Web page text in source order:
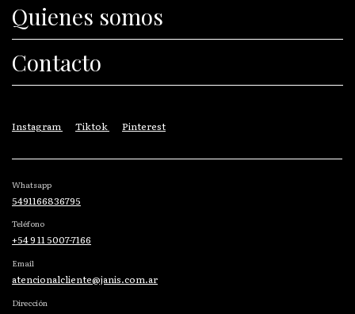
Quienes somos
Contacto
Instagram Tiktok Pinterest
Whatsapp
5491166836795
Teléfono
+54 9 11 5007-7166
Email
atencionalcliente@janis.com.ar
Dirección